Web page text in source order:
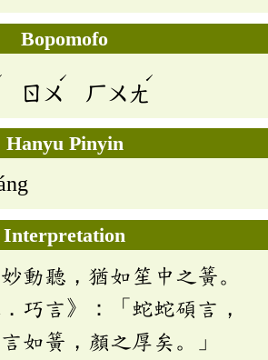
Bopomofo
ㄖㄨ
ˊ
ㄏㄨㄤ
ˊ
Hanyu Pinyin
Interpretation
動聽，猶如笙中之簧。
巧言》：「蛇蛇碩言，
如簧，顏之厚矣。」